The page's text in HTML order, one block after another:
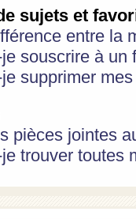
sujets et
entre la
souscrire à
supprimer
pièces jointes
trouver toutes